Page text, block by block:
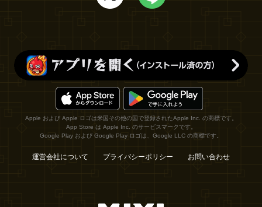
Apple および Apple ロゴは米国その他の国で登録されたApple Inc. の商標です。
App Store は Apple Inc. のサービスマークです。
Google Play および Google Play ロゴは、Google LLC の商標です。
運営会社について プライバシーポリシー お問い合わせ